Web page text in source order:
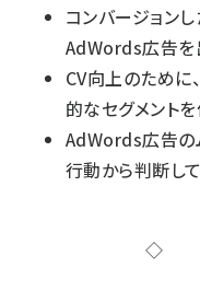
コンバージョン
AdWords広告を
CV向上のために
的なセグメント
AdWords広告の
行動から判断し